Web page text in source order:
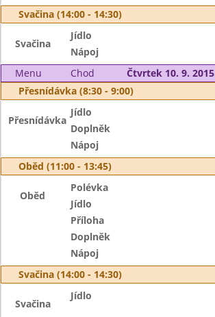
Svačina (14:00 - 14:30)
Svačina
Jídlo
Nápoj
Menu
Chod
Čtvrtek 10. 9. 2015
Přesnídávka (8:30 - 9:00)
Přesnídávka
Jídlo
Doplněk
Nápoj
Oběd (11:00 - 13:45)
Oběd
Polévka
Jídlo
Příloha
Doplněk
Nápoj
Svačina (14:00 - 14:30)
Svačina
Jídlo